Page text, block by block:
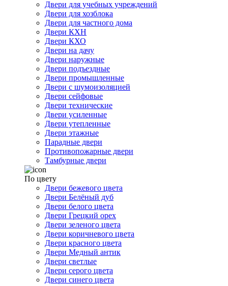
Двери для учебных учреждений
Двери для хозблока
Двери для частного дома
Двери КХН
Двери КХО
Двери на дачу
Двери наружные
Двери подъездные
Двери промышленные
Двери с шумоизоляцией
Двери сейфовые
Двери технические
Двери усиленные
Двери утепленные
Двери этажные
Парадные двери
Противопожарные двери
Тамбурные двери
По цвету
Двери бежевого цвета
Двери Белёный дуб
Двери белого цвета
Двери Грецкий орех
Двери зеленого цвета
Двери коричневого цвета
Двери красного цвета
Двери Медный антик
Двери светлые
Двери серого цвета
Двери синего цвета